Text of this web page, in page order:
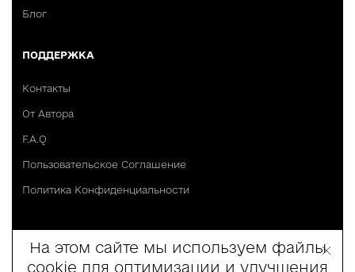
ПОДДЕРЖКА
Контакты
От Автора
F.A.Q
Пользовательское Соглашение
Политика Конфиденциальности
Блог
На этом сайте мы используем файлы
cookie для оптимизации и улучшения